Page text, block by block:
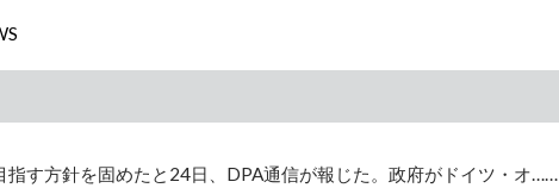
指す方針を固めたと24日、DPA通信が報じた。政府がドイツ・オ……